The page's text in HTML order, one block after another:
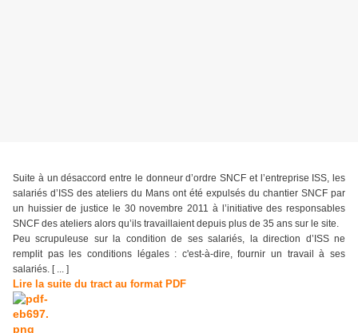
Suite à un désaccord entre le donneur d’ordre SNCF et l’entreprise ISS, les
salariés d’ISS des ateliers du Mans ont été expulsés du chantier SNCF par
un huissier de justice le 30 novembre 2011 à l’initiative des responsables
SNCF des ateliers alors qu’ils travaillaient depuis plus de 35 ans sur le site.
Peu scrupuleuse sur la condition de ses salariés, la direction d’ISS ne
remplit pas les conditions légales : c'est-à-dire, fournir un travail à ses
salariés. [ ... ]
Lire la suite du tract au format PDF